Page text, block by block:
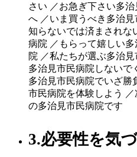
さい ／お急ぎ下さい多
へ ／いま買うべき多治見
知らないでは済まされな
病院 ／もらって嬉しい多
院 ／私たちが選ぶ多治見
多治見市民病院しないで
多治見市民病院でいざ勝
市民病院を体験しよう ／
の多治見市民病院です
3.必要性を気